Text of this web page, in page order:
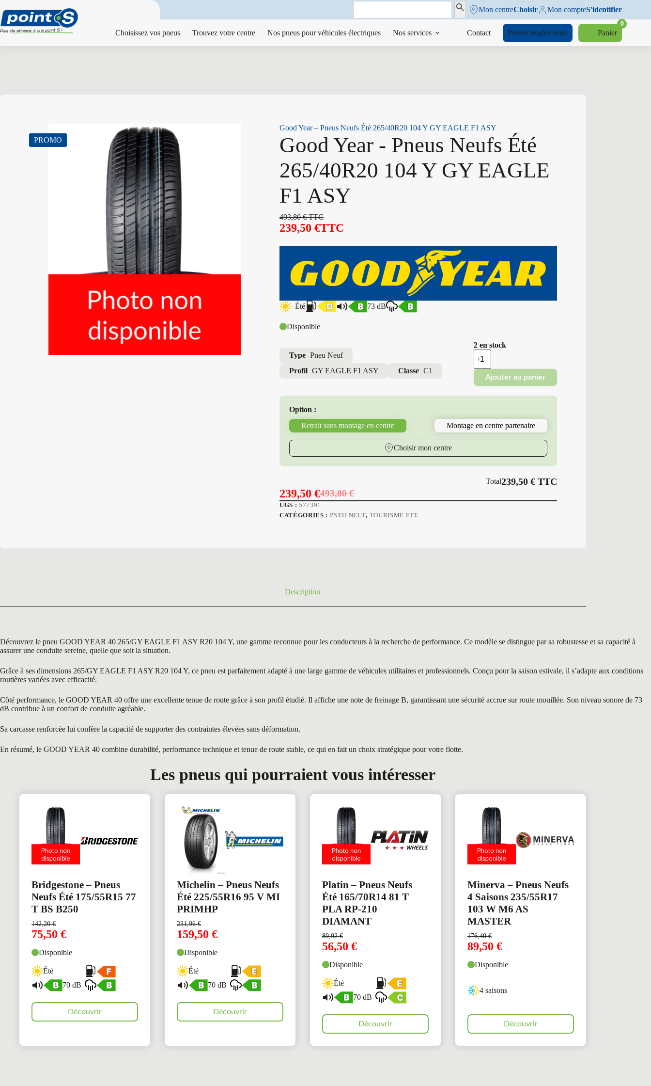
au
contenu
Search
Search ButtonMon centreChoisir Mon compteS'identifier
Choisissez vos pneus Trouvez votre centre Nos pneus pour véhicules électriques Nos services Contact Prenez rendez-vous Panier
0
PROMO
Good Year – Pneus Neufs Été 265/40R20 104 Y GY EAGLE F1 ASY
Good Year - Pneus Neufs Été
265/40R20 104 Y GY EAGLE
F1 ASY
493,80€TTC
239,50€TTC
Été 73 dB
Disponible
Type Pneu Neuf
Profil GY EAGLE F1 ASY Classe C1
2 en stock
quantité
de
Good
Year
-
Pneus
265/40R20
104
ASY
Ajouter au panier
Option :
Retrait sans montage en centre
Montage en centre partenaire
Choisir mon centre
Total239,50 €TTC
493,80€
Le
prix
239,50€
Le
prix
UGS : 577391
CATÉGORIES : PNEU NEUF, TOURISME ETE
Description
Découvrez le pneu GOOD YEAR 40 265/GY EAGLE F1 ASY R20 104 Y, une gamme reconnue pour les conducteurs à la recherche de performance. Ce modèle se distingue par sa robustesse et sa capacité à
assurer une conduite sereine, quelle que soit la situation.
Grâce à ses dimensions 265/GY EAGLE F1 ASY R20 104 Y, ce pneu est parfaitement adapté à une large gamme de véhicules utilitaires et professionnels. Conçu pour la saison estivale, il s’adapte aux conditions
routières variées avec efficacité.
Côté performance, le GOOD YEAR 40 offre une excellente tenue de route grâce à son profil étudié. Il affiche une note de freinage B, garantissant une sécurité accrue sur route mouillée. Son niveau sonore de 73
dB contribue à un confort de conduite agréable.
Sa carcasse renforcée lui confère la capacité de supporter des contraintes élevées sans déformation.
En résumé, le GOOD YEAR 40 combine durabilité, performance technique et tenue de route stable, ce qui en fait un choix stratégique pour votre flotte.
Les pneus qui pourraient vous intéresser
Bridgestone – Pneus
Neufs Été 175/55R15 77
T BS B250
142,20€
75,50 €
Disponible
Été
70 dB
Découvrir
Michelin – Pneus Neufs
Été 225/55R16 95 V MI
PRIMHP
231,96€
159,50 €
Disponible
Été
70 dB
Découvrir
Platin – Pneus Neufs
Été 165/70R14 81 T
PLA RP-210
DIAMANT
89,92€
56,50 €
Disponible
Été
70 dB
Découvrir
Minerva – Pneus Neufs
4 Saisons 235/55R17
103 W M6 AS
MASTER
176,40€
89,50 €
Disponible
4 saisons
Découvrir